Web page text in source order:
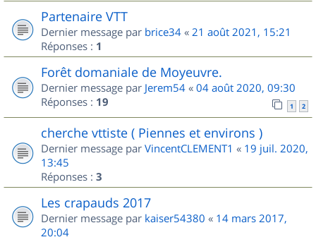
Partenaire VTT
Dernier message par brice34 « 21 août 2021, 15:21
Réponses : 1
Forêt domaniale de Moyeuvre.
Dernier message par Jerem54 « 04 août 2020, 09:30
Réponses : 19 1 2
cherche vttiste ( Piennes et environs )
Dernier message par VincentCLEMENT1 « 19 juil. 2020,
13:45
Réponses : 3
Les crapauds 2017
Dernier message par kaiser54380 « 14 mars 2017,
20:04